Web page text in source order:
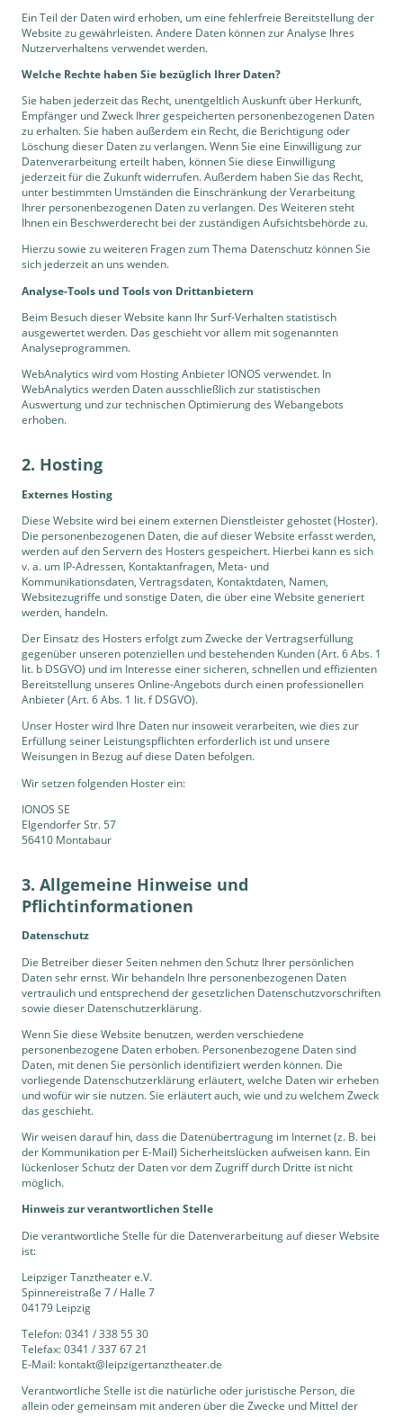
Ein Teil der Daten wird erhoben, um eine fehlerfreie Bereitstellung der
Website zu gewährleisten. Andere Daten können zur Analyse Ihres
Nutzerverhaltens verwendet werden.
Welche Rechte haben Sie bezüglich Ihrer Daten?
Sie haben jederzeit das Recht, unentgeltlich Auskunft über Herkunft,
Empfänger und Zweck Ihrer gespeicherten personenbezogenen Daten
zu erhalten. Sie haben außerdem ein Recht, die Berichtigung oder
Löschung dieser Daten zu verlangen. Wenn Sie eine Einwilligung zur
Datenverarbeitung erteilt haben, können Sie diese Einwilligung
jederzeit für die Zukunft widerrufen. Außerdem haben Sie das Recht,
unter bestimmten Umständen die Einschränkung der Verarbeitung
Ihrer personenbezogenen Daten zu verlangen. Des Weiteren steht
Ihnen ein Beschwerderecht bei der zuständigen Aufsichtsbehörde zu.
Hierzu sowie zu weiteren Fragen zum Thema Datenschutz können Sie
sich jederzeit an uns wenden.
Analyse-Tools und Tools von Dritt­anbietern
Beim Besuch dieser Website kann Ihr Surf-Verhalten statistisch
ausgewertet werden. Das geschieht vor allem mit sogenannten
Analyseprogrammen.
WebAnalytics wird vom Hosting Anbieter IONOS verwendet. In
WebAnalytics werden Daten ausschließlich zur statistischen
Auswertung und zur technischen Optimierung des Webangebots
erhoben.
2. Hosting
Externes Hosting
Diese Website wird bei einem externen Dienstleister gehostet (Hoster).
Die personenbezogenen Daten, die auf dieser Website erfasst werden,
werden auf den Servern des Hosters gespeichert. Hierbei kann es sich
v. a. um IP-Adressen, Kontaktanfragen, Meta- und
Kommunikationsdaten, Vertragsdaten, Kontaktdaten, Namen,
Websitezugriffe und sonstige Daten, die über eine Website generiert
werden, handeln.
Der Einsatz des Hosters erfolgt zum Zwecke der Vertragserfüllung
gegenüber unseren potenziellen und bestehenden Kunden (Art. 6 Abs. 1
lit. b DSGVO) und im Interesse einer sicheren, schnellen und effizienten
Bereitstellung unseres Online-Angebots durch einen professionellen
Anbieter (Art. 6 Abs. 1 lit. f DSGVO).
Unser Hoster wird Ihre Daten nur insoweit verarbeiten, wie dies zur
Erfüllung seiner Leistungspflichten erforderlich ist und unsere
Weisungen in Bezug auf diese Daten befolgen.
Wir setzen folgenden Hoster ein:
IONOS SE
Elgendorfer Str. 57
56410 Montabaur
3. Allgemeine Hinweise und
Pflicht­informationen
Datenschutz
Die Betreiber dieser Seiten nehmen den Schutz Ihrer persönlichen
Daten sehr ernst. Wir behandeln Ihre personenbezogenen Daten
vertraulich und entsprechend der gesetzlichen Datenschutzvorschriften
sowie dieser Datenschutzerklärung.
Wenn Sie diese Website benutzen, werden verschiedene
personenbezogene Daten erhoben. Personenbezogene Daten sind
Daten, mit denen Sie persönlich identifiziert werden können. Die
vorliegende Datenschutzerklärung erläutert, welche Daten wir erheben
und wofür wir sie nutzen. Sie erläutert auch, wie und zu welchem Zweck
das geschieht.
Wir weisen darauf hin, dass die Datenübertragung im Internet (z. B. bei
der Kommunikation per E-Mail) Sicherheitslücken aufweisen kann. Ein
lückenloser Schutz der Daten vor dem Zugriff durch Dritte ist nicht
möglich.
Hinweis zur verantwortlichen Stelle
Die verantwortliche Stelle für die Datenverarbeitung auf dieser Website
ist:
Leipziger Tanztheater e.V.
Spinnereistraße 7 / Halle 7
04179 Leipzig
Telefon: 0341 / 338 55 30
Telefax: 0341 / 337 67 21
E-Mail: kontakt@leipzigertanztheater.de
Verantwortliche Stelle ist die natürliche oder juristische Person, die
allein oder gemeinsam mit anderen über die Zwecke und Mittel der